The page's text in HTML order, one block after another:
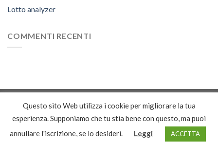
Lotto analyzer
COMMENTI RECENTI
PRIVACY POLICY COOKIE POLICY
Copyright 2026 ©Studio Lotto Carini
Questo sito Web utilizza i cookie per migliorare la tua
esperienza. Supponiamo che tu stia bene con questo, ma puoi
annullare l'iscrizione, se lo desideri.
Leggi ACCETTA